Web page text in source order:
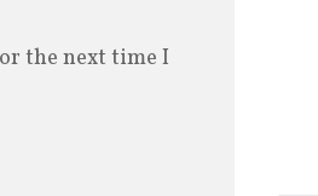
the next time I